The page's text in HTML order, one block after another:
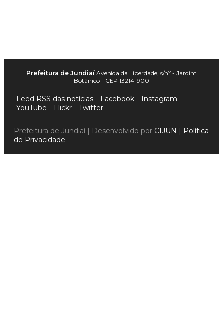
Prefeitura de Jundiaí Avenida da Liberdade, s/nº - Jardim
Botânico - CEP 13214-900
Feed RSS das notícias Facebook
Instagram
YouTube
Flickr Twitter
Prefeitura de Jundiaí | Desenvolvido por CIJUN | Política
de Privacidade